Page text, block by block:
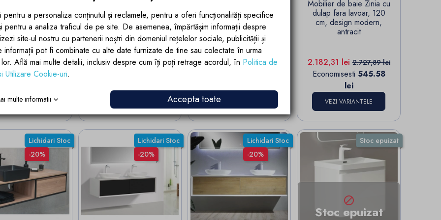
lavoar din
separatoare
Soft-Close,
de 60 sau
Negru Mat,
Trieste
VARIANTELE
Mobilier baie din Mdf,
front cu design riflat,
lavoar din compozit,
inchidere Soft-Close,
120x46x49 cm, Alb, Evo
MDF, 75-100 x 50 cm,
alb si stejar, kit montare
inclus
(1)
Pret
1.170,47 lei Pret de baza
1.463,08 lei
VEZI VARIANTELE
Mobilier de baie Zinia cu
dulap fara lavoar, 120
cm, design modern,
antracit
Pret
2.182,31 leiPret de baza
2.727,89 lei
Economisesti 545.58
lei
VEZI VARIANTELE
Lichidari Stoc
-20%
Lichidari Stoc
-20%
Lichidari Stoc
-20%
Stoc epuizat

Stoc epuizat
pentru a personaliza conținutul și reclamele, pentru a oferi funcționalități specifice
pentru a analiza traficul de pe site. De asemenea, împărtășim informații despre
site-ul nostru cu partenerii noștri din domeniul rețelelor sociale, publicității și
informații pot fi combinate cu alte date furnizate de tine sau colectate în urma
Află mai multe detalii, inclusiv despre cum îți poți retrage acordul, în Politica de
Utilizare Cookie-uri.
multe informatii Accepta toate